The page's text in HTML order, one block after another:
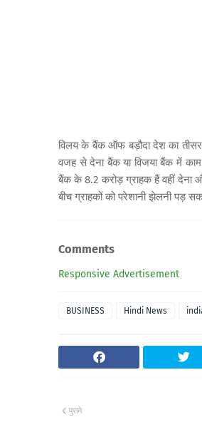
विलय के बैंक ऑफ बड़ौदा देश का
वजह से देना बैंक या विजया बैंक में काम
बैंक के 8.2 करोड़ ग्राहक हैं वहीं देना
बीच ग्राहकों को परेशानी झेलनी पड़
Comments
Responsive Advertisement
BUSINESS Hindi News
पुराने